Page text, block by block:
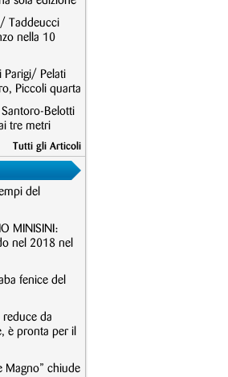
Taddeucci
nella 10
Parigi/ Pelati
Piccoli quarta
Belotti
tre metri
Tutti gli Articoli
del
MINISINI:
nel 2018 nel
fenice del
da
è pronta per il
Magno” chiude